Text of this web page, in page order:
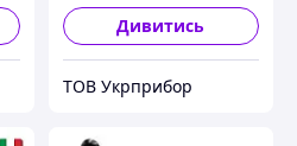
Дивитись
ТОВ Укрприбор